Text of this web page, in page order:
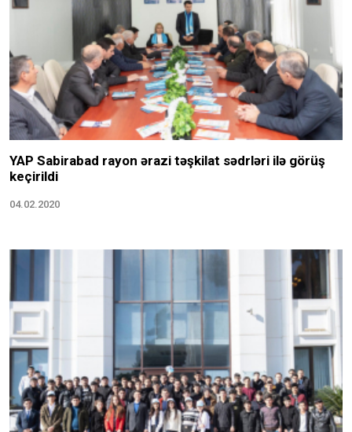
YAP Sabirabad rayon ərazi təşkilat sədrləri ilə görüş
keçirildi
04.02.2020